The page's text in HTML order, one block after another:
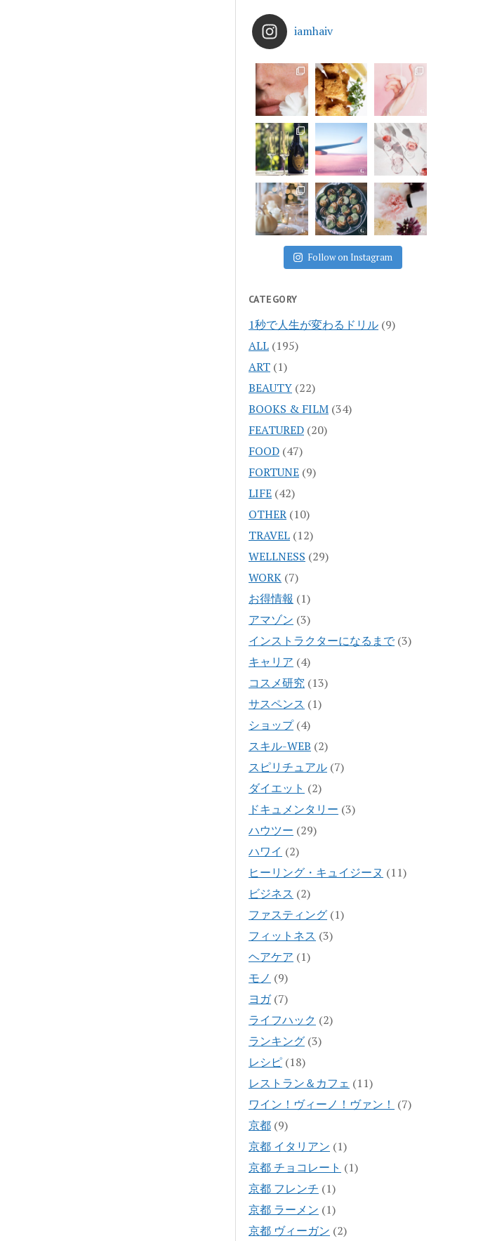
iamhaiv
Follow on Instagram
CATEGORY
1秒で人生が変わるドリル (9)
ALL (195)
ART (1)
BEAUTY (22)
BOOKS & FILM (34)
FEATURED (20)
FOOD (47)
FORTUNE (9)
LIFE (42)
OTHER (10)
TRAVEL (12)
WELLNESS (29)
WORK (7)
お得情報 (1)
アマゾン (3)
インストラクターになるまで(3)
キャリア (4)
コスメ研究 (13)
サスペンス (1)
ショップ(4)
スキル-WEB (2)
スピリチュアル (7)
ダイエット (2)
ドキュメンタリー (3)
ハウツー (29)
ハワイ (2)
ヒーリング・キュイジーヌ (11)
ビジネス (2)
ファスティング (1)
フィットネス (3)
ヘアケア (1)
モノ (9)
ヨガ(7)
ライフハック (2)
ランキング (3)
レシピ (18)
レストラン＆カフェ (11)
ワイン！ヴィーノ！ヴァン！ (7)
京都 (9)
京都 イタリアン (1)
京都 チョコレート (1)
京都 フレンチ (1)
京都 ラーメン (1)
京都 ヴィーガン (2)